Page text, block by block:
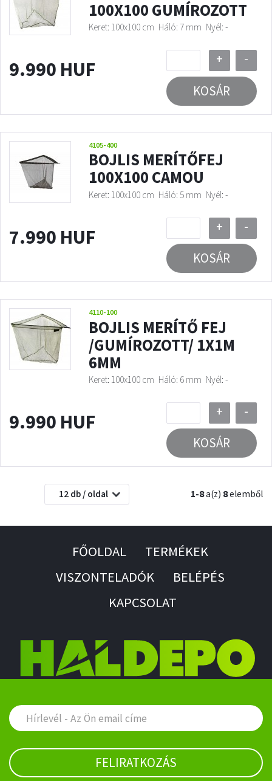
100X100 GUMÍROZOTT
Keret: 100x100 cm Háló: 7 mm Nyél: -
9.990 HUF +
-
KOSÁR
4105-400
BOJLIS MERÍTŐFEJ
100X100 CAMOU
Keret: 100x100 cm Háló: 5 mm Nyél: -
7.990 HUF +
-
KOSÁR
4110-100
BOJLIS MERÍTŐ FEJ
/GUMÍROZOTT/ 1X1M
6MM
Keret: 100x100 cm Háló: 6 mm Nyél: -
9.990 HUF +
-
KOSÁR
12 db / oldal 1-8a(z) 8elemből
FŐOLDAL
TERMÉKEK
VISZONTELADÓK
BELÉPÉS
KAPCSOLAT
FELIRATKOZÁS